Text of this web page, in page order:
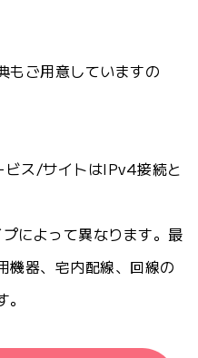
もご用意していますの
ス/サイトはIPv4接続と
によって異なります。最
機器、宅内配線、回線の